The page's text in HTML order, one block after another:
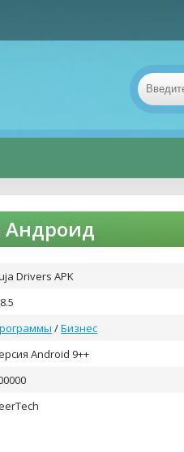
Андроид
Drivers APK
/Бизнес
Android 9++